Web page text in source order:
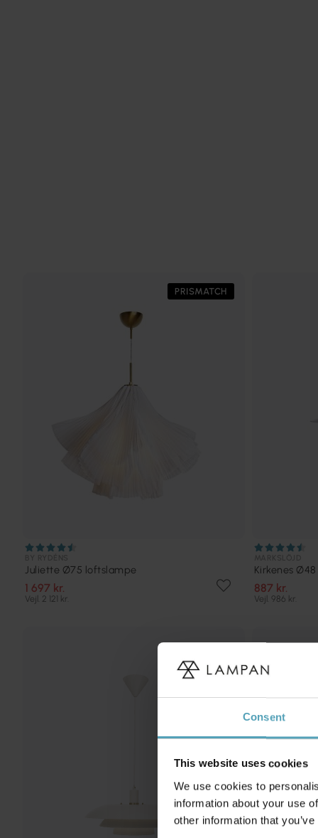
Consent
This website uses cookies
We use cookies to
information about your use
other information that
PRISMATCH
Juliette Ø75 loftslampe
1 697 kr.
Vejl. 2 121 kr.
Kirkenes
887 kr.
Vejl. 986 kr.